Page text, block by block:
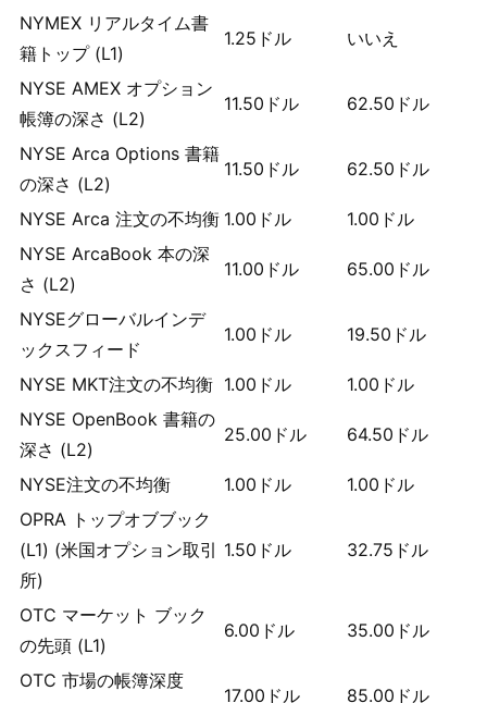
NYMEX リアルタイム書
籍トップ (L1)
1.25 ドル いいえ
NYSE AMEX オプション
帳簿の深さ (L2)
11.50 ドル 62.50 ドル
NYSE Arca Options 書籍
の深さ (L2)
11.50 ドル 62.50 ドル
NYSE Arca 注文の不均衡 1.00 ドル 1.00 ドル
NYSE ArcaBook 本の深
さ (L2)
11.00 ドル 65.00 ドル
NYSEグローバルインデ
ックスフィード
1.00 ドル 19.50 ドル
NYSE MKT注文の不均衡 1.00 ドル 1.00 ドル
NYSE OpenBook 書籍の
深さ (L2)
25.00 ドル 64.50 ドル
NYSE注文の不均衡 1.00 ドル 1.00 ドル
OPRA トップオブブック
(L1) (米国オプション取引
所)
1.50 ドル 32.75 ドル
OTC マーケット ブック
の先頭 (L1)
6.00 ドル 35.00 ドル
OTC 市場の帳簿深度
17.00 ドル 85.00 ドル